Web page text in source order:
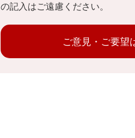
の記入はご遠慮ください。
ご意見・ご要望